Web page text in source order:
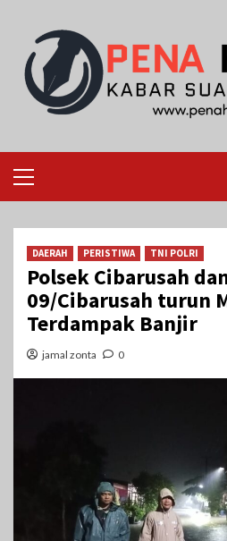
content
Menu
DAERAH PERISTIWA TNI POLRI
Polsek Cibarusah
09/Cibarusah turun
Terdampak Banjir
jamal zonta 0